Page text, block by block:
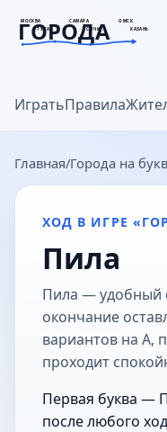
МОСКВА САМАРА
ОМСК
ТУЛА
СОЧИ КАЗАНЬ
ГОРОДА
goroda-na.ru
ИгратьПравила
Главная Города на
ХОД В ИГРЕ
Пила
Пила — удобный
окончание
вариантов на А,
проходит
Первая буква —
после любого